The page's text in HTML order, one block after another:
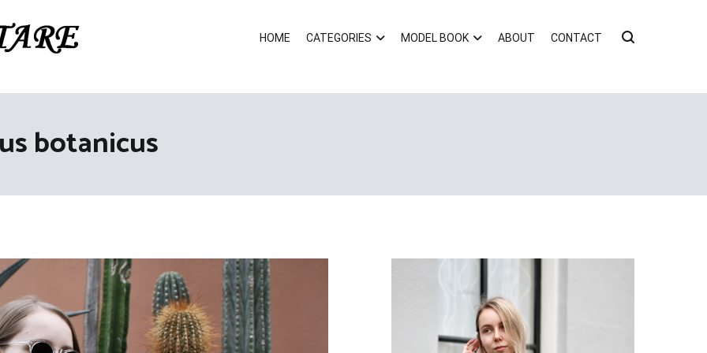
HOME CATEGORIES MODEL BOOK ABOUT CONTACT
botanicus